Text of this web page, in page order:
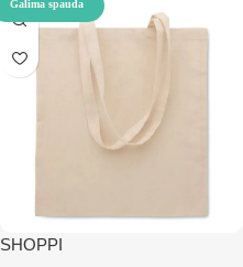
Galima spauda
SHOPPI